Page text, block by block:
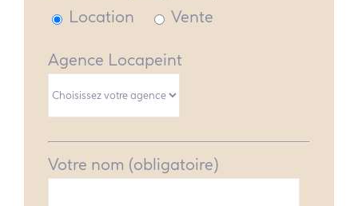
Location
Vente
Agence Locapeint
Votre nom (obligatoire)